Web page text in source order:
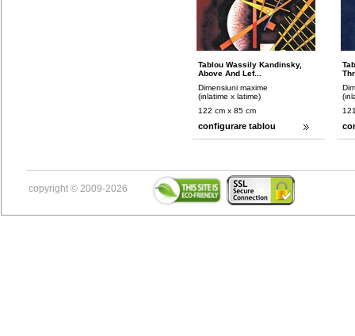
Tablou Wassily Kandinsky,
Above And Lef...
Dimensiuni maxime
(inlatime x latime)
122 cm x 85 cm
configurare tablou
copyright © 2009-2026